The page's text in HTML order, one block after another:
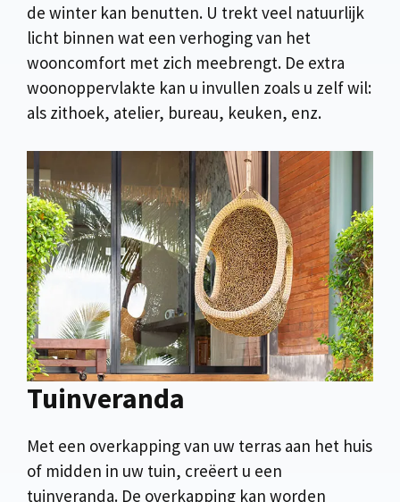
de winter kan benutten. U trekt veel natuurlijk
licht binnen wat een verhoging van het
wooncomfort met zich meebrengt. De extra
woonoppervlakte kan u invullen zoals u zelf wil:
als zithoek, atelier, bureau, keuken, enz.
Tuinveranda
Met een overkapping van uw terras aan het huis
of midden in uw tuin, creëert u een
tuinveranda. De overkapping kan worden